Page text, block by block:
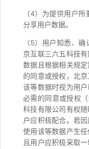
（4）为提供用户
分享用户数据。
（5）用户知悉、
京互联三六五科技
数据且根据相关规
的同意或授权，北
该等数据时视为用
必需的同意或授权
科技有限公司有权
户应积极配合。若
使用该等数据产生任
且用户应积极采取